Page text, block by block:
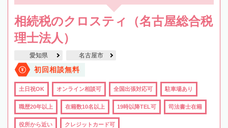
相続税のクロスティ（名古屋総合税
理士法人）
愛知県 名古屋市
初回相談無料
土日祝OK オンライン相談可 全国出張対応可 駐車場あり
職歴20年以上 在籍数10名以上 19時以降TEL可 司法書士在籍
役所から近い クレジットカード可